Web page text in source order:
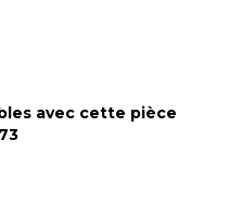
avec cette pièce